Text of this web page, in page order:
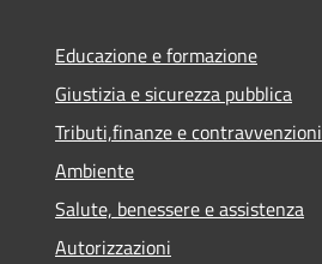
Educazione e formazione
Giustizia e sicurezza pubblica
Tributi,finanze e contravvenzioni
Ambiente
Salute, benessere e assistenza
Autorizzazioni